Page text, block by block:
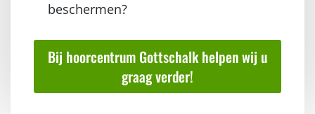
beschermen?
Bij hoorcentrum Gottschalk helpen wij u
graag verder!